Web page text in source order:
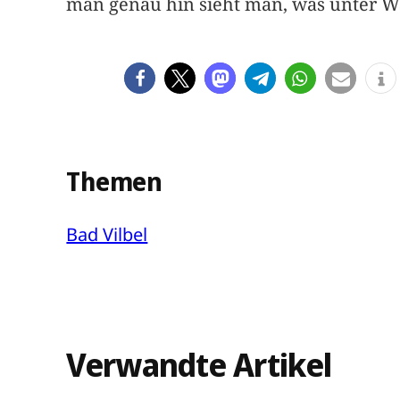
Themen
Bad Vilbel
Verwandte Artikel